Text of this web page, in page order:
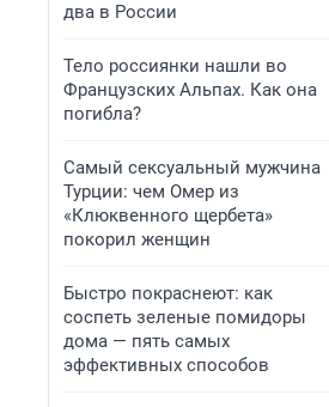
два в России
Тело россиянки нашли во
Французских Альпах. Как она
погибла?
Самый сексуальный мужчина
Турции: чем Омер из
«Клюквенного щербета»
покорил женщин
Быстро покраснеют: как
соспеть зеленые помидоры
дома — пять самых
эффективных способов